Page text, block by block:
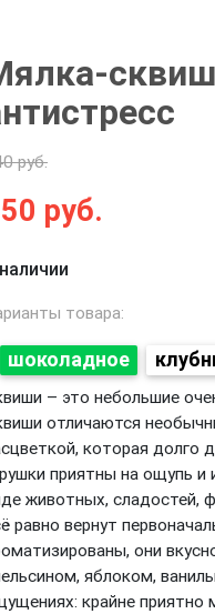
руб.
руб.
товара:
шоколадное
– это небольшие
отличаются
которая долго
приятны на ощупь
животных, сладостей,
равно вернут
они
яблоком,
крайне приятно